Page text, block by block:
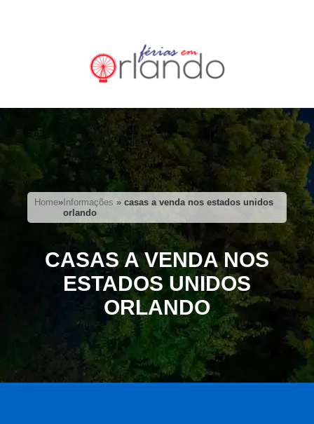
Home» Informações »casas a venda nos estados unidos
orlando
CASAS A VENDA NOS
ESTADOS UNIDOS
ORLANDO